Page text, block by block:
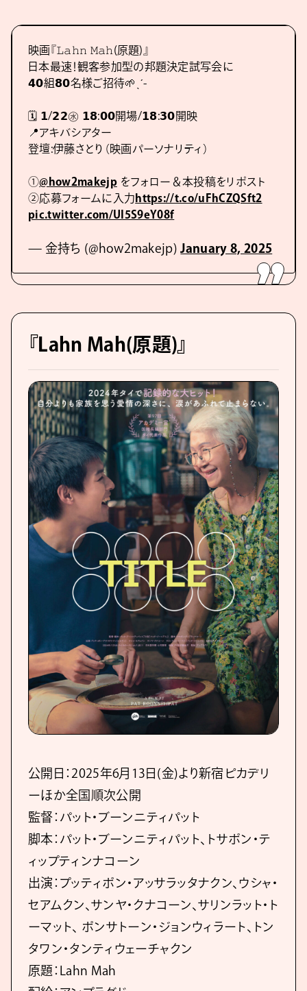
映画『𝙻𝚊𝚑𝚗 𝙼𝚊𝚑(原題)』
日本最速！観客参加型の邦題決定試写会に
𝟰𝟬組𝟴𝟬名様ご招待🌱ˎˊ-
🗓 𝟭/𝟮𝟮㊌ 𝟭𝟴:𝟬𝟬開場/𝟭𝟴:𝟯𝟬開映
📍アキバシアター
登壇:伊藤さとり（映画パーソナリティ）
①@how2makejpをフォロー＆本投稿をリポスト
②応募フォームに入力 https://t.co/uFhCZQSft2
pic.twitter.com/UI5S9eY08f
— 金持ち (@how2makejp)January 8, 2025
『Lahn Mah(原題)』
公開日：2025年6月13日(金)より新宿ピカデリ
ーほか全国順次公開
監督：パット・ブーンニティパット
脚本：パット・ブーンニティパット、トサポン・テ
ィップティンナコーン
出演：プッティポン・アッサラッタナクン、ウシャ・
セアムクン、サンヤ・クナコーン、サリンラット・ト
ーマット、 ポンサトーン・ジョンウィラート、トン
タワン・タンティウェーチャクン
原題：Lahn Mah